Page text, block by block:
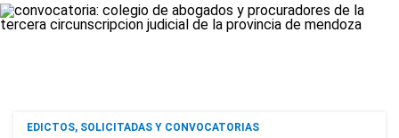
EDICTOS, SOLICITADAS Y CONVOCATORIAS